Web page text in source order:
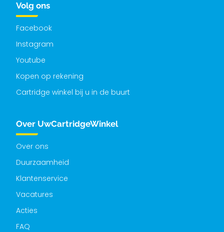
Volg ons
Facebook
Instagram
Youtube
Kopen op rekening
Cartridge winkel bij u in de buurt
Over UwCartridgeWinkel
Over ons
Duurzaamheid
Klantenservice
Vacatures
Acties
FAQ